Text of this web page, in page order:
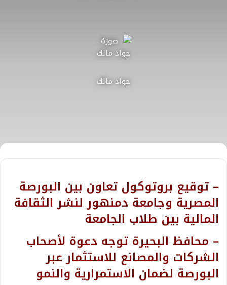
جواد مالك
– توقيع بروتوكول تعاون بين البورصة
المصرية وجامعة دمنهور لنشر الثقافة
المالية بين طلاب الجامعة
– محافظ البحيرة توجه دعوة لأصحاب
الشركات والمصانع للاستثمار عبر
البورصة لضمان الاستمرارية والنمو